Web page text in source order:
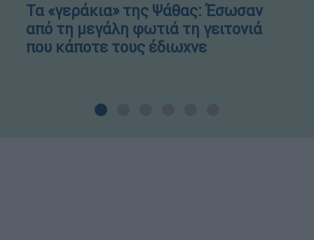
Τα «γεράκια» της Ψάθας: Έσωσαν
από τη μεγάλη φωτιά τη γειτονιά
που κάποτε τους έδιωχνε